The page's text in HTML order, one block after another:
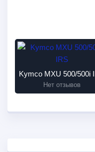
Kymco MXU 500/500i
Нет отзывов